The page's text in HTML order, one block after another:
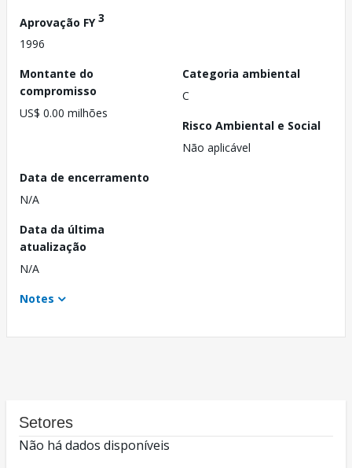
Aprovação FY3
1996
Montante do
compromisso
US$ 0.00 milhões
Categoria ambiental
C
Risco Ambiental e Social
Não aplicável
Data de encerramento
N/A
Data da última
atualização
N/A
Notes
Setores
Não há dados disponíveis